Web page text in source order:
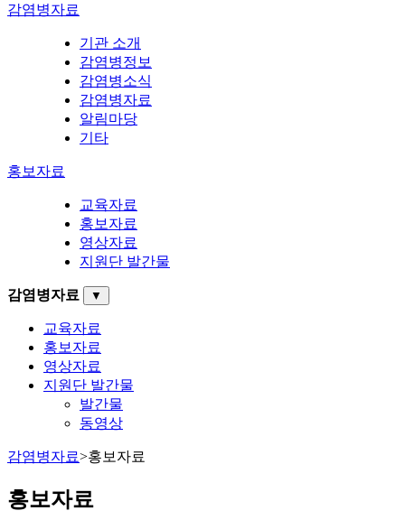
감염병자료
기관 소개
감염병정보
감염병소식
감염병자료
알림마당
기타
홍보자료
교육자료
홍보자료
영상자료
지원단 발간물
감염병자료 ▼
교육자료
홍보자료
영상자료
지원단 발간물
발간물
동영상
감염병자료>홍보자료
홍보자료